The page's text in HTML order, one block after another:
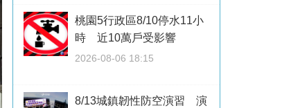
桃園5行政區8/10停水11小
時 近10萬戶受影響
2026-08-06 18:15
8/13城鎮韌性防空演習 演